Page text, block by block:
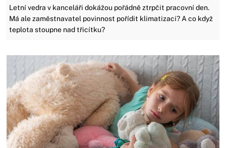
Letní vedra v kanceláři dokážou pořádně ztrpčit pracovní den.
Má ale zaměstnavatel povinnost pořídit klimatizaci? A co když
teplota stoupne nad třicítku?